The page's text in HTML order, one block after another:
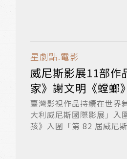
星劇點.電影
威尼斯影展11部作
家》謝文明《螳螂
臺灣影視作品持續在世界
大利威尼斯國際影展」入
孩》入圍「第 82 屆威尼